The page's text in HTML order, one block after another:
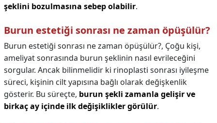
şeklini bozulmasına sebep olabilir.
Burun estetiği sonrası ne zaman öpüşülür?
Burun estetiği sonrası ne zaman öpüşülür?, Çoğu kişi,
ameliyat sonrasında burun şeklinin nasıl evrileceğini
sorgular. Ancak bilinmelidir ki rinoplasti sonrası iyileşme
süreci, kişinin cilt yapısına bağlı olarak değişkenlik
gösterir. Bu süreçte, burun şekli zamanla gelişir ve
birkaç ay içinde ilk değişiklikler görülür.